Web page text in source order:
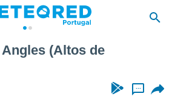
(Altos de
...